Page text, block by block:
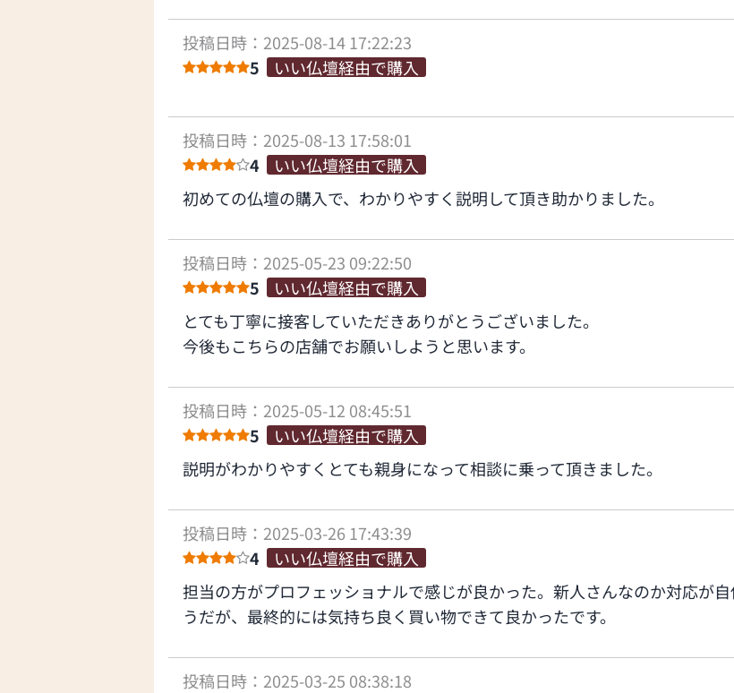
投稿日時：2025-08-14 17:22:23
5
いい仏壇経由で購入
投稿日時：2025-08-13 17:58:01
4
いい仏壇経由で購入
初めての仏壇の購入で、わかりやすく説明して頂き助かりました。
投稿日時：2025-05-23 09:22:50
5
いい仏壇経由で購入
とても丁寧に接客していただきありがとうございました。
今後もこちらの店舗でお願いしようと思います。
投稿日時：2025-05-12 08:45:51
5
いい仏壇経由で購入
説明がわかりやすくとても親身になって相談に乗って頂きました。
投稿日時：2025-03-26 17:43:39
4
いい仏壇経由で購入
担当の方がプロフェッショナルで感じが良かった。新人さんなのか対応が
うだが、最終的には気持ち良く買い物できて良かったです。
投稿日時：2025-03-25 08:38:18